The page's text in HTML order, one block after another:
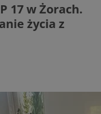
17 w Żorach.
życia z